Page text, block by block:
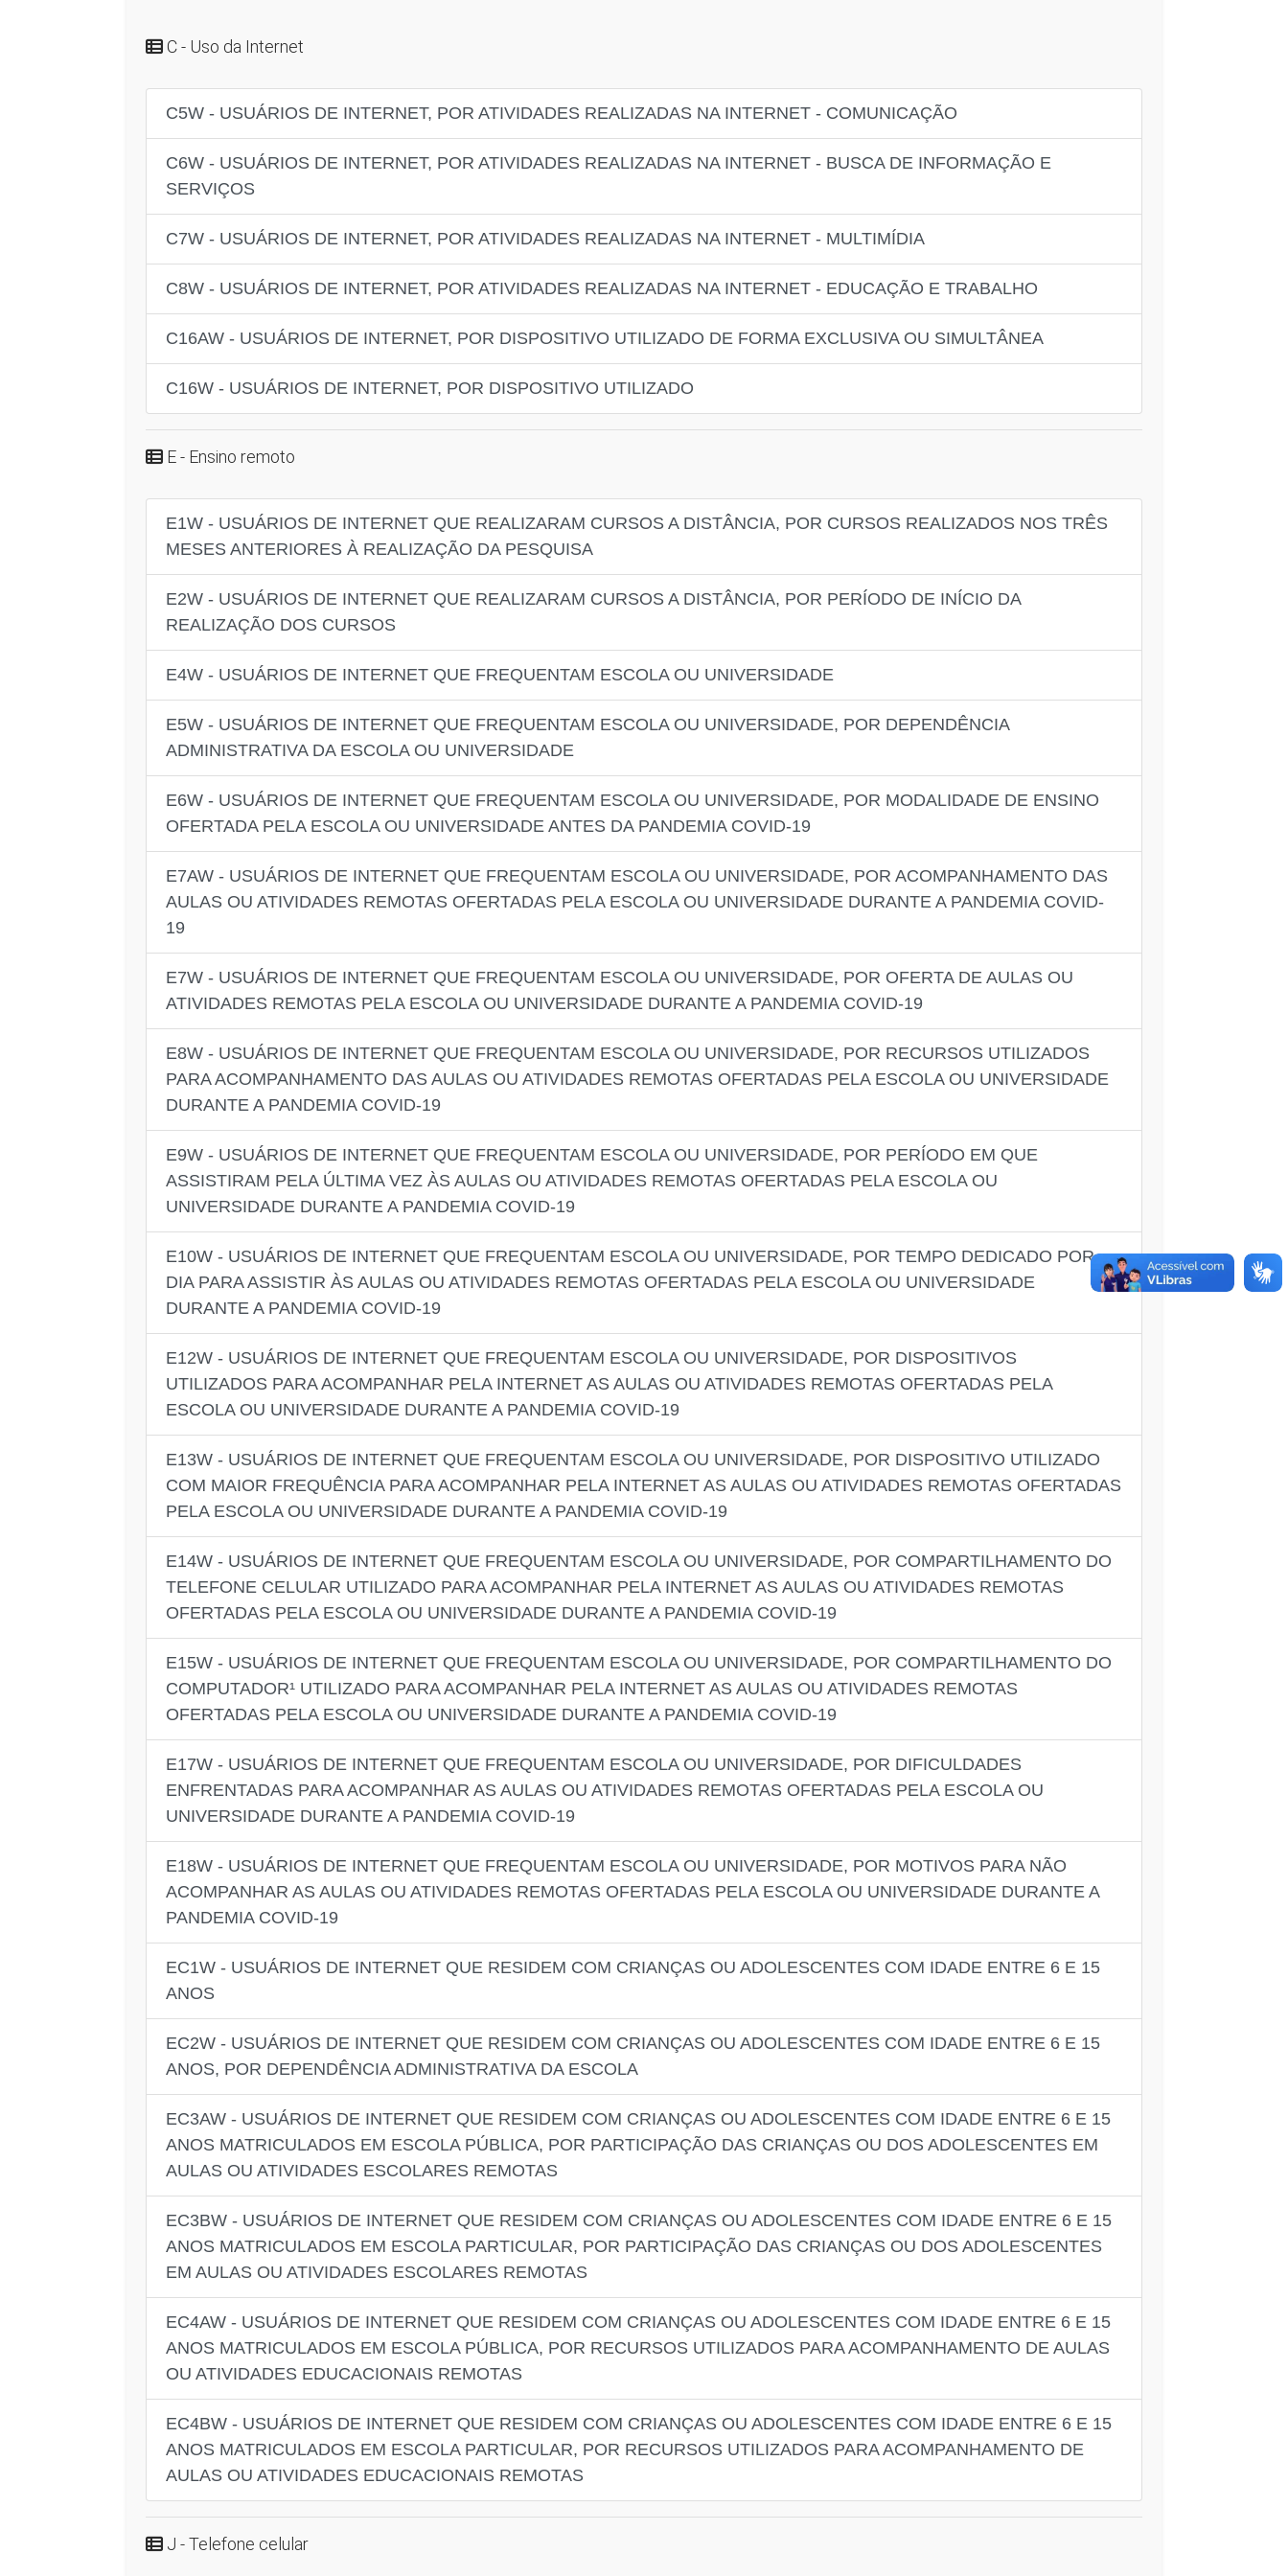
C - Uso da Internet
C5W - USUÁRIOS DE INTERNET, POR ATIVIDADES REALIZADAS NA INTERNET - COMUNICAÇÃO
C6W - USUÁRIOS DE INTERNET, POR ATIVIDADES REALIZADAS NA INTERNET - BUSCA DE INFORMAÇÃO E
SERVIÇOS
C7W - USUÁRIOS DE INTERNET, POR ATIVIDADES REALIZADAS NA INTERNET - MULTIMÍDIA
C8W - USUÁRIOS DE INTERNET, POR ATIVIDADES REALIZADAS NA INTERNET - EDUCAÇÃO E TRABALHO
C16AW - USUÁRIOS DE INTERNET, POR DISPOSITIVO UTILIZADO DE FORMA EXCLUSIVA OU SIMULTÂNEA
C16W - USUÁRIOS DE INTERNET, POR DISPOSITIVO UTILIZADO
E - Ensino remoto
E1W - USUÁRIOS DE INTERNET QUE REALIZARAM CURSOS A DISTÂNCIA, POR CURSOS REALIZADOS NOS TRÊS
MESES ANTERIORES À REALIZAÇÃO DA PESQUISA
E2W - USUÁRIOS DE INTERNET QUE REALIZARAM CURSOS A DISTÂNCIA, POR PERÍODO DE INÍCIO DA
REALIZAÇÃO DOS CURSOS
E4W - USUÁRIOS DE INTERNET QUE FREQUENTAM ESCOLA OU UNIVERSIDADE
E5W - USUÁRIOS DE INTERNET QUE FREQUENTAM ESCOLA OU UNIVERSIDADE, POR DEPENDÊNCIA
ADMINISTRATIVA DA ESCOLA OU UNIVERSIDADE
E6W - USUÁRIOS DE INTERNET QUE FREQUENTAM ESCOLA OU UNIVERSIDADE, POR MODALIDADE DE ENSINO
OFERTADA PELA ESCOLA OU UNIVERSIDADE ANTES DA PANDEMIA COVID-19
E7AW - USUÁRIOS DE INTERNET QUE FREQUENTAM ESCOLA OU UNIVERSIDADE, POR ACOMPANHAMENTO DAS
AULAS OU ATIVIDADES REMOTAS OFERTADAS PELA ESCOLA OU UNIVERSIDADE DURANTE A PANDEMIA COVID-
19
E7W - USUÁRIOS DE INTERNET QUE FREQUENTAM ESCOLA OU UNIVERSIDADE, POR OFERTA DE AULAS OU
ATIVIDADES REMOTAS PELA ESCOLA OU UNIVERSIDADE DURANTE A PANDEMIA COVID-19
E8W - USUÁRIOS DE INTERNET QUE FREQUENTAM ESCOLA OU UNIVERSIDADE, POR RECURSOS UTILIZADOS
PARA ACOMPANHAMENTO DAS AULAS OU ATIVIDADES REMOTAS OFERTADAS PELA ESCOLA OU UNIVERSIDADE
DURANTE A PANDEMIA COVID-19
E9W - USUÁRIOS DE INTERNET QUE FREQUENTAM ESCOLA OU UNIVERSIDADE, POR PERÍODO EM QUE
ASSISTIRAM PELA ÚLTIMA VEZ ÀS AULAS OU ATIVIDADES REMOTAS OFERTADAS PELA ESCOLA OU
UNIVERSIDADE DURANTE A PANDEMIA COVID-19
E10W - USUÁRIOS DE INTERNET QUE FREQUENTAM ESCOLA OU UNIVERSIDADE, POR TEMPO DEDICADO POR
DIA PARA ASSISTIR ÀS AULAS OU ATIVIDADES REMOTAS OFERTADAS PELA ESCOLA OU UNIVERSIDADE
DURANTE A PANDEMIA COVID-19
E12W - USUÁRIOS DE INTERNET QUE FREQUENTAM ESCOLA OU UNIVERSIDADE, POR DISPOSITIVOS
UTILIZADOS PARA ACOMPANHAR PELA INTERNET AS AULAS OU ATIVIDADES REMOTAS OFERTADAS PELA
ESCOLA OU UNIVERSIDADE DURANTE A PANDEMIA COVID-19
E13W - USUÁRIOS DE INTERNET QUE FREQUENTAM ESCOLA OU UNIVERSIDADE, POR DISPOSITIVO UTILIZADO
COM MAIOR FREQUÊNCIA PARA ACOMPANHAR PELA INTERNET AS AULAS OU ATIVIDADES REMOTAS OFERTADAS
PELA ESCOLA OU UNIVERSIDADE DURANTE A PANDEMIA COVID-19
E14W - USUÁRIOS DE INTERNET QUE FREQUENTAM ESCOLA OU UNIVERSIDADE, POR COMPARTILHAMENTO DO
TELEFONE CELULAR UTILIZADO PARA ACOMPANHAR PELA INTERNET AS AULAS OU ATIVIDADES REMOTAS
OFERTADAS PELA ESCOLA OU UNIVERSIDADE DURANTE A PANDEMIA COVID-19
E15W - USUÁRIOS DE INTERNET QUE FREQUENTAM ESCOLA OU UNIVERSIDADE, POR COMPARTILHAMENTO DO
COMPUTADOR¹ UTILIZADO PARA ACOMPANHAR PELA INTERNET AS AULAS OU ATIVIDADES REMOTAS
OFERTADAS PELA ESCOLA OU UNIVERSIDADE DURANTE A PANDEMIA COVID-19
E17W - USUÁRIOS DE INTERNET QUE FREQUENTAM ESCOLA OU UNIVERSIDADE, POR DIFICULDADES
ENFRENTADAS PARA ACOMPANHAR AS AULAS OU ATIVIDADES REMOTAS OFERTADAS PELA ESCOLA OU
UNIVERSIDADE DURANTE A PANDEMIA COVID-19
E18W - USUÁRIOS DE INTERNET QUE FREQUENTAM ESCOLA OU UNIVERSIDADE, POR MOTIVOS PARA NÃO
ACOMPANHAR AS AULAS OU ATIVIDADES REMOTAS OFERTADAS PELA ESCOLA OU UNIVERSIDADE DURANTE A
PANDEMIA COVID-19
EC1W - USUÁRIOS DE INTERNET QUE RESIDEM COM CRIANÇAS OU ADOLESCENTES COM IDADE ENTRE 6 E 15
ANOS
EC2W - USUÁRIOS DE INTERNET QUE RESIDEM COM CRIANÇAS OU ADOLESCENTES COM IDADE ENTRE 6 E 15
ANOS, POR DEPENDÊNCIA ADMINISTRATIVA DA ESCOLA
EC3AW - USUÁRIOS DE INTERNET QUE RESIDEM COM CRIANÇAS OU ADOLESCENTES COM IDADE ENTRE 6 E 15
ANOS MATRICULADOS EM ESCOLA PÚBLICA, POR PARTICIPAÇÃO DAS CRIANÇAS OU DOS ADOLESCENTES EM
AULAS OU ATIVIDADES ESCOLARES REMOTAS
EC3BW - USUÁRIOS DE INTERNET QUE RESIDEM COM CRIANÇAS OU ADOLESCENTES COM IDADE ENTRE 6 E 15
ANOS MATRICULADOS EM ESCOLA PARTICULAR, POR PARTICIPAÇÃO DAS CRIANÇAS OU DOS ADOLESCENTES
EM AULAS OU ATIVIDADES ESCOLARES REMOTAS
EC4AW - USUÁRIOS DE INTERNET QUE RESIDEM COM CRIANÇAS OU ADOLESCENTES COM IDADE ENTRE 6 E 15
ANOS MATRICULADOS EM ESCOLA PÚBLICA, POR RECURSOS UTILIZADOS PARA ACOMPANHAMENTO DE AULAS
OU ATIVIDADES EDUCACIONAIS REMOTAS
EC4BW - USUÁRIOS DE INTERNET QUE RESIDEM COM CRIANÇAS OU ADOLESCENTES COM IDADE ENTRE 6 E 15
ANOS MATRICULADOS EM ESCOLA PARTICULAR, POR RECURSOS UTILIZADOS PARA ACOMPANHAMENTO DE
AULAS OU ATIVIDADES EDUCACIONAIS REMOTAS
J - Telefone celular